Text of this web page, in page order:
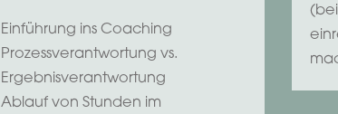
Einführung ins Coaching
Prozessverantwortung vs.
Ergebnisverantwortung
Ablauf von Stunden im